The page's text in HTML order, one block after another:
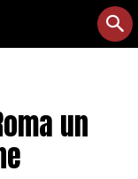
un